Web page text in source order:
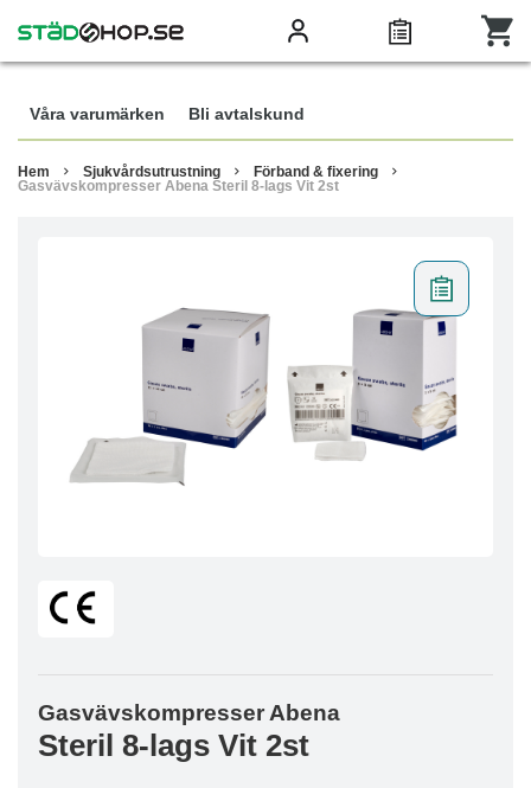
Våra varumärken Bli avtalskund
Hem Sjukvårdsutrustning
Förband & fixering
Gasvävskompresser Abena Steril 8-lags Vit 2st
Gasvävskompresser Abena
Steril 8-lags Vit 2st